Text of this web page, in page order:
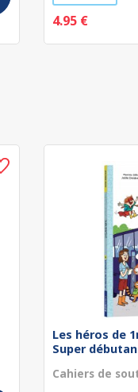
4.95 €
Les héros de
Super
Cahiers de